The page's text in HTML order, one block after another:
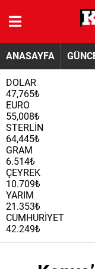
ANASAYFA
DOLAR
47,765₺
EURO
55,008₺
STERLİN
64,445₺
GRAM
6.514₺
ÇEYREK
10.709₺
YARIM
21.353₺
CUMHURİYET
42.249₺